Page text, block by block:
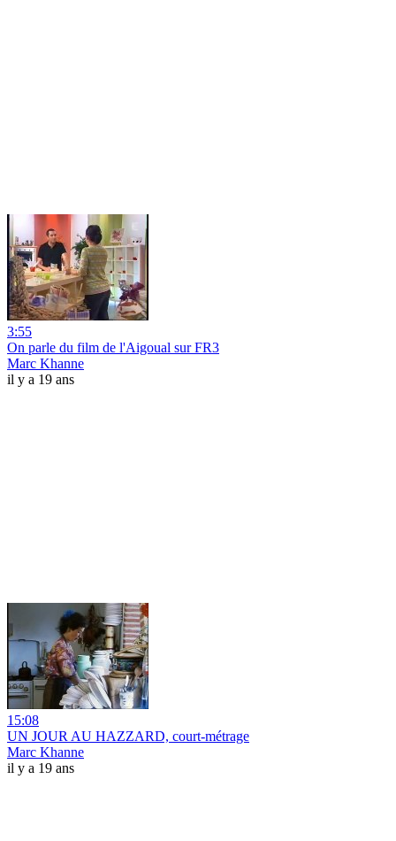
3:55
On parle du film de l'Aigoual sur FR3
Marc Khanne
il y a 19 ans
15:08
UN JOUR AU HAZZARD, court-métrage
Marc Khanne
il y a 19 ans